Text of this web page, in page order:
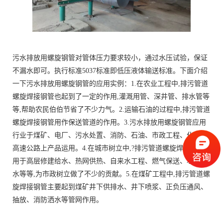
污水排放用螺旋钢管对管体压力要求较小，通过水压试验，保证
不漏水即可。执行标准5037标准即低压液体输送标准。下面介绍
一下污水排放用螺旋钢管的应用实例：1.在农业工程中,排污管道
螺旋焊接钢管也起到了一定的作用,灌溉用管、深井管、排水管等
等,帮助农民伯伯节省了不少力气。2.运输石油的过程中,排污管道
螺旋焊接钢管用作保送管道的作用。3.污水排放用螺旋钢管应用
行业于煤矿、电厂、污水处置、消防、石油、市政工程、化工、
高速公路上产品运用。4.在城市树立中,?排污管道螺旋焊接钢管
用于高层修建给水、热网供热、自来水工程、燃气保送、埋地输
水等等,为市政树立做了不少的贡献。5.在煤矿工程中,排污管道螺
旋焊接钢管主要起到煤矿井下供排水、井下喷浆、正负压通风、
抽放、消防洒水等管网作用。